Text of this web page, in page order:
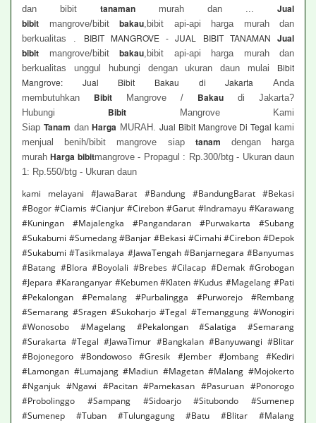
dan bibit tanaman murah dan ... Jual
bibit mangrove/bibit bakau ,bibit api-api harga murah dan
berkualitas . BIBIT MANGROVE - JUAL BIBIT TANAMAN Jual
bibit mangrove/bibit bakau ,bibit api-api harga murah dan
berkualitas unggul hubungi dengan ukuran daun mulai Bibit
Mangrove: Jual Bibit Bakau di Jakarta Anda
membutuhkan Bibit Mangrove / Bakau di Jakarta?
Hubungi Bibit Mangrove Kami
Siap Tanam danHarga MURAH.Jual Bibit Mangrove Di Tegal kami
menjual benih/bibit mangrove siap tanam dengan harga
murahHarga bibitmangrove - Propagul : Rp.300/btg - Ukuran daun
1: Rp.550/btg - Ukuran daun
kami melayani #JawaBarat #Bandung #BandungBarat #Bekasi
#Bogor #Ciamis #Cianjur #Cirebon #Garut #Indramayu #Karawang
#Kuningan #Majalengka #Pangandaran #Purwakarta #Subang
#Sukabumi #Sumedang #Banjar #Bekasi #Cimahi #Cirebon #Depok
#Sukabumi #Tasikmalaya #JawaTengah #Banjarnegara #Banyumas
#Batang #Blora #Boyolali #Brebes #Cilacap #Demak #Grobogan
#Jepara #Karanganyar #Kebumen #Klaten #Kudus #Magelang #Pati
#Pekalongan #Pemalang #Purbalingga #Purworejo #Rembang
#Semarang #Sragen #Sukoharjo #Tegal #Temanggung #Wonogiri
#Wonosobo #Magelang #Pekalongan #Salatiga #Semarang
#Surakarta #Tegal #JawaTimur #Bangkalan #Banyuwangi #Blitar
#Bojonegoro #Bondowoso #Gresik #Jember #Jombang #Kediri
#Lamongan #Lumajang #Madiun #Magetan #Malang #Mojokerto
#Nganjuk #Ngawi #Pacitan #Pamekasan #Pasuruan #Ponorogo
#Probolinggo #Sampang #Sidoarjo #Situbondo #Sumenep
#Sumenep #Tuban #Tulungagung #Batu #Blitar #Malang